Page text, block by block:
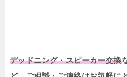
デッドニング・スピーカー交換